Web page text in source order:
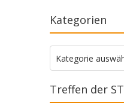
Kategorien
Kategorien
Kategorie
Treffen der